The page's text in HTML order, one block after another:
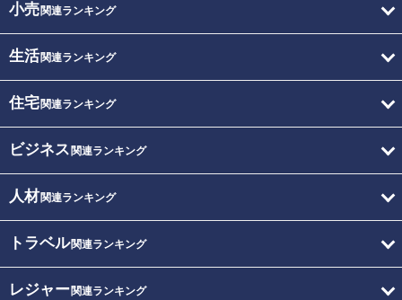
小売関連ランキング
生活関連ランキング
住宅関連ランキング
ビジネス 関連ランキング
人材関連ランキング
トラベル関連ランキング
レジャー関連ランキング